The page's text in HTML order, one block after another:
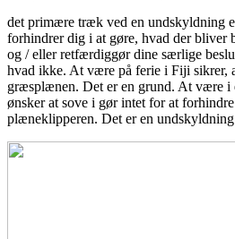
det primære træk ved en undskyldning
forhindrer dig i at gøre, hvad der bliver
og / eller retfærdiggør dine særlige
hvad ikke. At være på ferie i Fiji sikrer,
græsplænen. Det er en grund. At være i
ønsker at sove i gør intet for at
plæneklipperen. Det er en